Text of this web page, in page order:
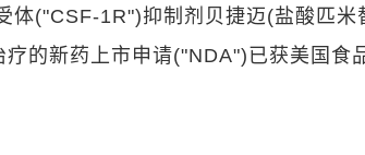
体("CSF-1R")抑制剂贝捷迈(盐酸匹
的新药上市申请("NDA")已获美国食